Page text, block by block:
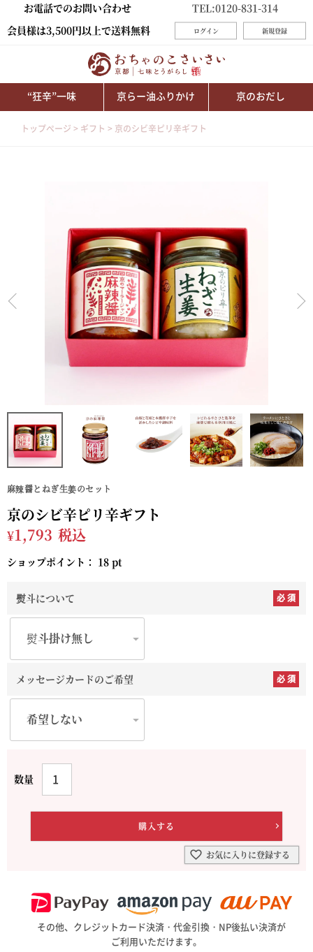
お電話でのお問い合わせ
TEL:0120-831-314
会員様は3,500円以上で送料無料
ログイン 新規登録
“狂辛”一味 京らー油ふりかけ 京のおだし
トップページ ギフト 京のシビ辛ピリ辛ギフト
麻辣醤とねぎ生姜のセット
京のシビ辛ピリ辛ギフト
¥1,793 税込
ショップポイント： 18 pt
熨斗について
メッセージカードのご希望
お気に入りに登録する
その他、クレジットカード決済・代金引換・NP後払い決済が
ご利用いただけます。